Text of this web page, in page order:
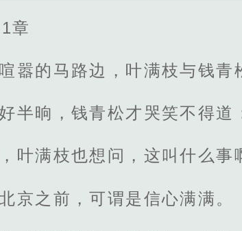
章
嚣的马路边，叶满枝与钱青
半晌，钱青松才哭笑不得道
叶满枝也想问，这叫什么事
京之前，可谓是信心满满。